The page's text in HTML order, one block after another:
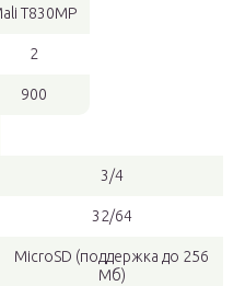
T830MP
2
900
3/4
32/64
MicroSD (поддержка до 256
Мб)